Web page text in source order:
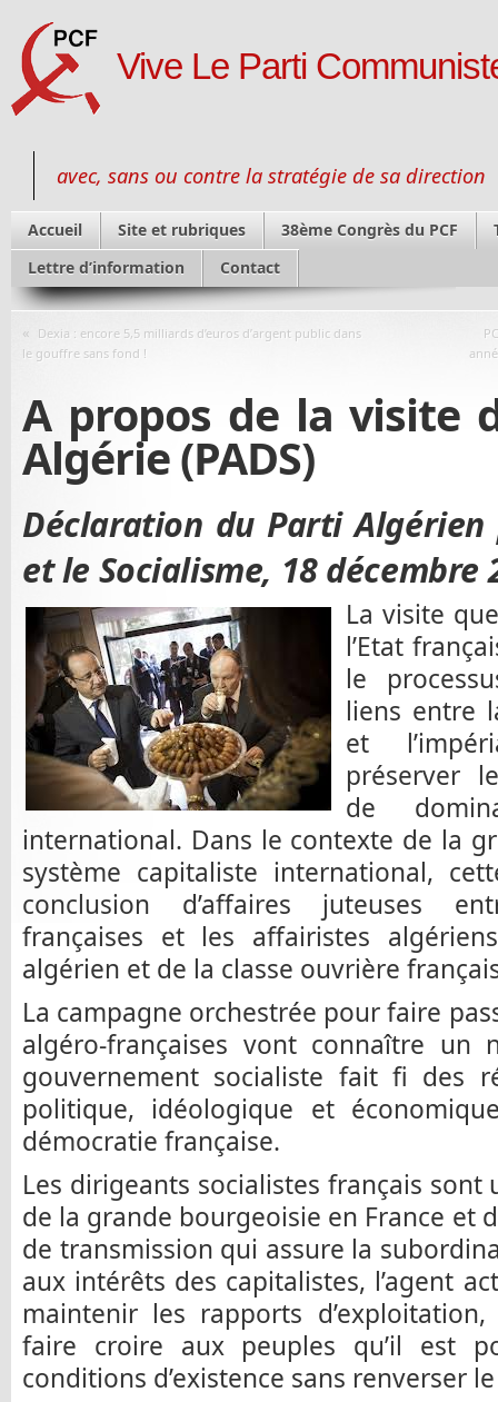
Vive Le Parti
avec, sans ou contre la stratégie de sa direction
Accueil Site et rubriques 38ème Congrès du PCF
Lettre d’information
Contact
« Dexia : encore 5,5 milliards d’euros d’argent public dans
le gouffre sans fond !
A propos de la visite
Algérie (PADS)
Déclaration du Parti
et le Socialisme, 18 décembre
La visite
l’Etat
le
liens entre
et
préserver
de
international. Dans le contexte de la
système capitaliste international,
conclusion d’affaires juteuses
françaises et les affairistes
algérien et de la classe ouvrière
La campagne orchestrée pour faire
algéro-françaises vont connaître un
gouvernement socialiste fait fi des
politique, idéologique et
démocratie française.
Les dirigeants socialistes français
de la grande bourgeoisie en France et
de transmission qui assure la
aux intérêts des capitalistes, l’agent
maintenir les rapports
faire croire aux peuples qu’il est
conditions d’existence sans renverser